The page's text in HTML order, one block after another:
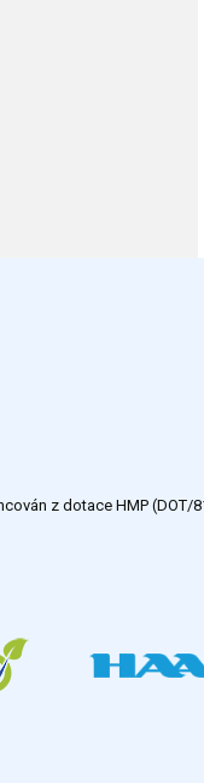
z dotace HMP (DOT/